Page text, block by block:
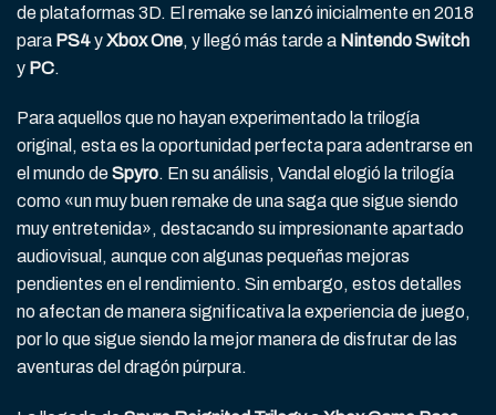
de plataformas 3D. El remake se lanzó inicialmente en 2018
para PS4yXbox One, y llegó más tarde a Nintendo Switch
y PC.
Para aquellos que no hayan experimentado la trilogía
original, esta es la oportunidad perfecta para adentrarse en
el mundo deSpyro. En su análisis, Vandal elogió la trilogía
como «un muy buen remake de una saga que sigue siendo
muy entretenida», destacando su impresionante apartado
audiovisual, aunque con algunas pequeñas mejoras
pendientes en el rendimiento. Sin embargo, estos detalles
no afectan de manera significativa la experiencia de juego,
por lo que sigue siendo la mejor manera de disfrutar de las
aventuras del dragón púrpura.